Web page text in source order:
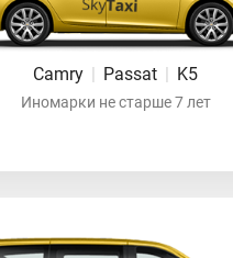
Camry | Passat | K5
Иномарки не старше 7 лет